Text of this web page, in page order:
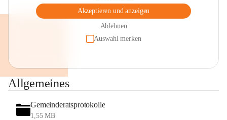
Akzeptieren und anzeigen
Ablehnen
Auswahl merken
Allgemeines
Gemeinderatsprotokolle
1,55 MB